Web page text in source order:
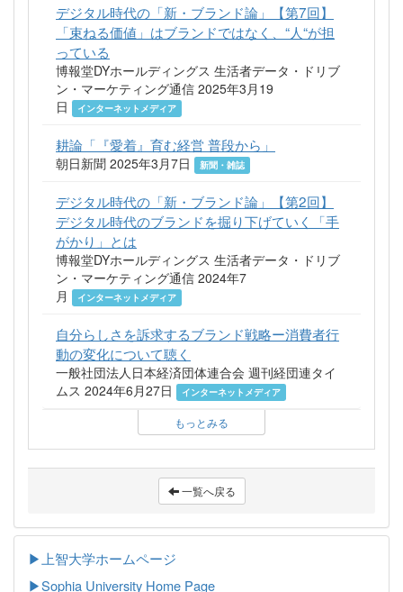
デジタル時代の「新・ブランド論」【第7回】
「束ねる価値」はブランドではなく、“人“が担
っている
博報堂DYホールディングス 生活者データ・ドリブ
ン・マーケティング通信 2025年3月19
日
インターネットメディア
耕論「『愛着』育む経営 普段から」
朝日新聞 2025年3月7日 新聞・雑誌
デジタル時代の「新・ブランド論」【第2回】
デジタル時代のブランドを掘り下げていく「手
がかり」とは
博報堂DYホールディングス 生活者データ・ドリブ
ン・マーケティング通信 2024年7
月
インターネットメディア
自分らしさを訴求するブランド戦略ー消費者行
動の変化について聴く
一般社団法人日本経済団体連合会 週刊経団連タイ
ムス 2024年6月27日
インターネットメディア
もっとみる
一覧へ戻る
▶上智大学ホームページ
▶Sophia University Home Page